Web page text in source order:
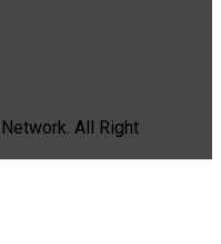
All Right